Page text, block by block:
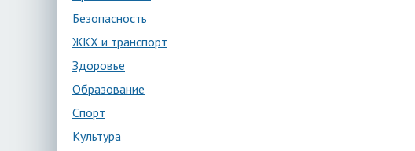
Безопасность
ЖКХ и транспорт
Здоровье
Образование
Спорт
Культура